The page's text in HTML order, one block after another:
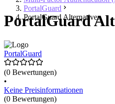
PortalGuard
PortalGuard Alternativen
PortalGuard
PortalGuard
(0 Bewertungen)
•
Keine Preisinformationen
(0 Bewertungen)